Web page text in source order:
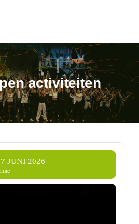
activiteiten
JUNI 2026